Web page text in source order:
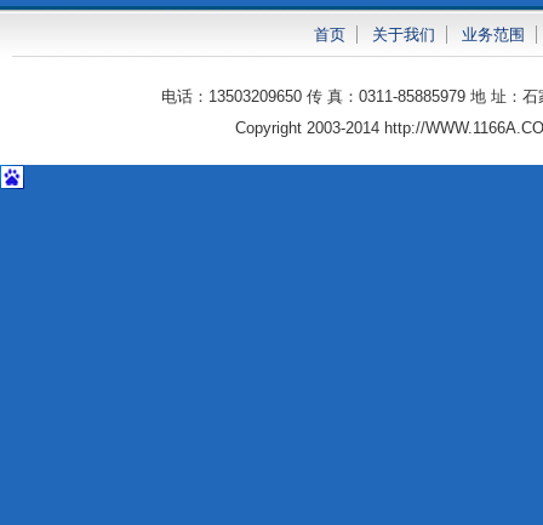
首页 关于我们 业务范围
电话：13503209650 传 真：0311-85885979 地 址：
Copyright 2003-2014 http://